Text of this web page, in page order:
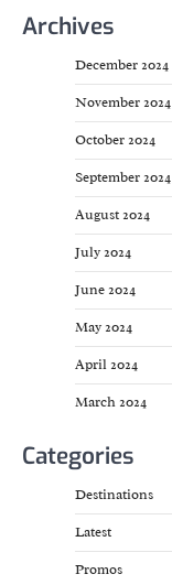
Archives
December 2024
November 2024
October 2024
September 2024
August 2024
July 2024
June 2024
May 2024
April 2024
March 2024
Categories
Destinations
Latest
Promos